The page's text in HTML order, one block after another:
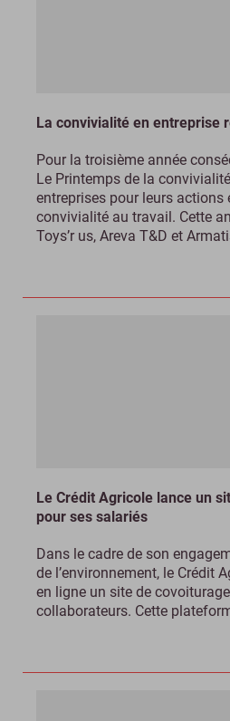
La convivialité en entreprise
Pour la troisième année
Le Printemps de la
entreprises pour leurs actions
convivialité au travail. Cette
Toys’r us, Areva T&D et
Le Crédit Agricole lance un
pour ses salariés
Dans le cadre de son
de l’environnement, le Crédit
en ligne un site de
collaborateurs. Cette